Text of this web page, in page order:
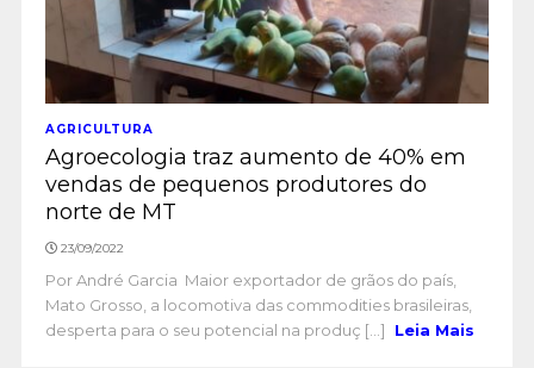
AGRICULTURA
Agroecologia traz aumento de 40% em
vendas de pequenos produtores do
norte de MT
23/09/2022
Por André Garcia Maior exportador de grãos do país,
Mato Grosso, a locomotiva das commodities brasileiras,
desperta para o seu potencial na produç [...]
Leia Mais